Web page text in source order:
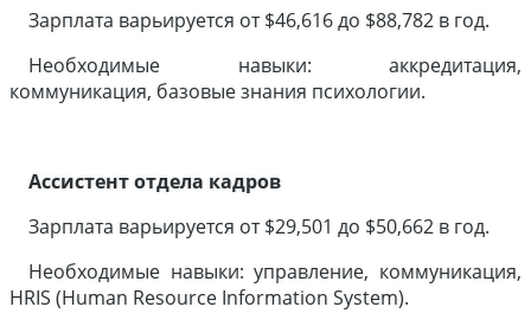
Зарплата варьируется от $46,616 до $88,782 в год.
Необходимые навыки: аккредитация,
коммуникация, базовые знания психологии.
Ассистент отдела кадров
Зарплата варьируется от $29,501 до $50,662 в год.
Необходимые навыки: управление, коммуникация,
HRIS (Human Resource Information System).